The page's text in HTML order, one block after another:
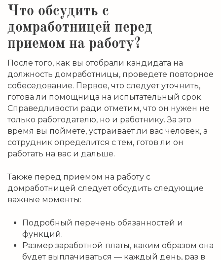
Что обсудить с
домработницей перед
приемом на работу?
После того, как вы отобрали кандидата на
должность домработницы, проведете повторное
собеседование. Первое, что следует уточнить,
готова ли помощница на испытательный срок.
Справедливости ради отметим, что он нужен не
только работодателю, но и работнику. За это
время вы поймете, устраивает ли вас человек, а
сотрудник определится с тем, готов ли он
работать на вас и дальше.
Также перед приемом на работу с
домработницей следует обсудить следующие
важные моменты:
Подробный перечень обязанностей и
функций.
Размер заработной платы, каким образом она
будет выплачиваться — каждый день, раз в